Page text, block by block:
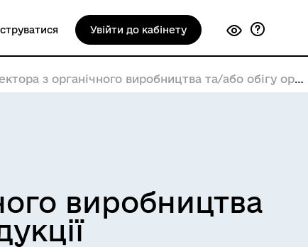
Увійти до кабінету
з органічного виробництва та/або обігу органічної продукції
виробництва